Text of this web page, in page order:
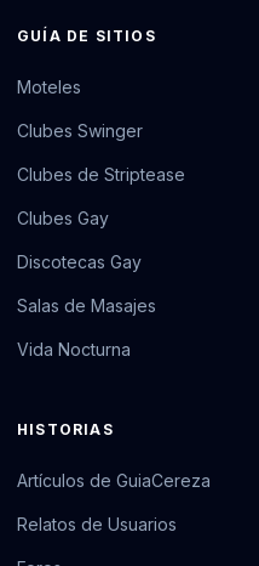
GUÍA DE SITIOS
Moteles
Clubes Swinger
Clubes de Striptease
Clubes Gay
Discotecas Gay
Salas de Masajes
Vida Nocturna
HISTORIAS
Artículos de GuiaCereza
Relatos de Usuarios